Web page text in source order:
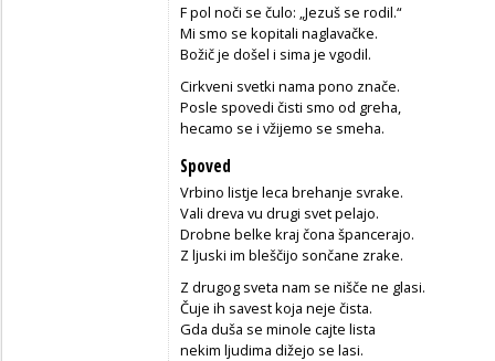
F pol noči se čulo: „Jezuš se rodil.“
Mi smo se kopitali naglavačke.
Božič je došel i sima je vgodil.
Cirkveni svetki nama pono znače.
Posle spovedi čisti smo od greha,
hecamo se i vžijemo se smeha.
Spoved
Vrbino listje leca brehanje svrake.
Vali dreva vu drugi svet pelajo.
Drobne belke kraj čona špancerajo.
Z ljuski im bleščijo sončane zrake.
Z drugog sveta nam se nišče ne glasi.
Čuje ih savest koja neje čista.
Gda duša se minole cajte lista
nekim ljudima dižejo se lasi.